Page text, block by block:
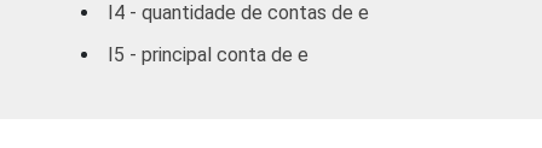
R$1000
I4 - quantidade de contas de e
I5 - principal conta de e